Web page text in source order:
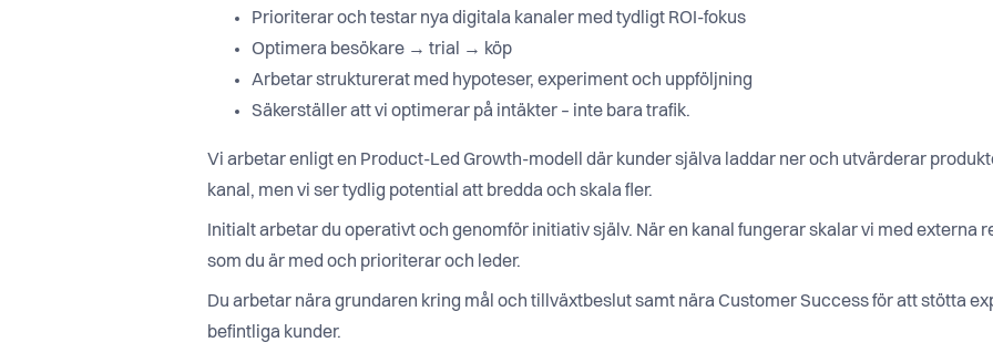
Prioriterar och testar nya digitala kanaler med tydligt ROI-fokus
Optimera besökare → trial → köp
Arbetar strukturerat med hypoteser, experiment och uppföljning
Säkerställer att vi optimerar på intäkter – inte bara trafik.
Vi arbetar enligt en Product-Led Growth-modell där kunder själva laddar ner och utvärderar
kanal, men vi ser tydlig potential att bredda och skala fler.
Initialt arbetar du operativt och genomför initiativ själv. När en kanal fungerar skalar vi med externa
som du är med och prioriterar och leder.
Du arbetar nära grundaren kring mål och tillväxtbeslut samt nära Customer Success för att stötta
befintliga kunder.